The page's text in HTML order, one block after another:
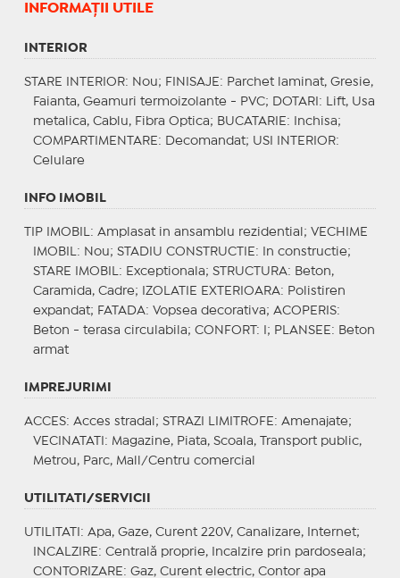
INFORMAŢII UTILE
INTERIOR
STARE INTERIOR: Nou; FINISAJE : Parchet laminat, Gresie,
Faianta, Geamuri termoizolante - PVC;
DOTARI : Lift, Usa
metalica, Cablu, Fibra Optica; BUCATARIE : Inchisa;
COMPARTIMENTARE : Decomandat; USI INTERIOR:
Celulare
INFO IMOBIL
TIP IMOBIL : Amplasat in ansamblu rezidential; VECHIME
IMOBIL : Nou; STADIU CONSTRUCTIE : In constructie;
STARE IMOBIL : Exceptionala; STRUCTURA: Beton,
Caramida, Cadre;
IZOLATIE EXTERIOARA: Polistiren
expandat; FATADA: Vopsea decorativa; ACOPERIS:
Beton - terasa circulabila; CONFORT : I; PLANSEE : Beton
armat
IMPREJURIMI
ACCES: Acces stradal; STRAZI LIMITROFE : Amenajate;
VECINATATI : Magazine, Piata, Scoala, Transport public,
Metrou, Parc, Mall/Centru comercial
UTILITATI/SERVICII
UTILITATI : Apa, Gaze, Curent 220V, Canalizare, Internet;
INCALZIRE : Centrală proprie, Incalzire prin pardoseala;
CONTORIZARE : Gaz, Curent electric, Contor apa